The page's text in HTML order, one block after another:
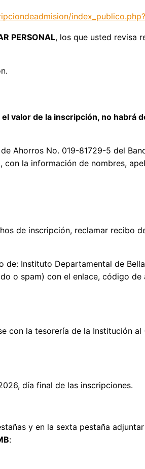
PERSONAL, los que usted revisa
valor de la inscripción, no habrá
Ahorros No. 019-81729-5 del
, con la información de nombres,
de inscripción, reclamar recibo
de: Instituto Departamental de
o spam) con el enlace, código
con la tesorería de la Institución
día final de las inscripciones.
y en la sexta pestaña
: